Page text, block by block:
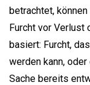
betrachtet,
Furcht vor Verlust
basiert: Furcht,
werden kann,
Sache bereits